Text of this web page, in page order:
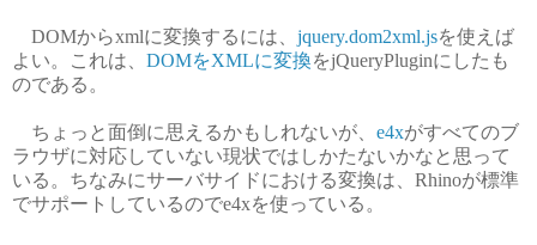
DOMからxmlに変換するには、 jquery.dom2xml.jsを使えば
よい。これは、 DOMをXMLに変換をjQueryPluginにしたも
のである。
ちょっと面倒に思えるかもしれないが、 e4xがすべてのブ
ラウザに対応していない現状ではしかたないかなと思って
いる。ちなみにサーバサイドにおける変換は、Rhinoが標準
でサポートしているのでe4xを使っている。